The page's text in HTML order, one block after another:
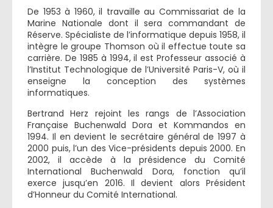
De 1953 à 1960, il travaille au Commissariat de la
Marine Nationale dont il sera commandant de
Réserve. Spécialiste de l’informatique depuis 1958, il
intègre le groupe Thomson où il effectue toute sa
carrière. De 1985 à 1994, il est Professeur associé à
l’Institut Technologique de l’Université Paris-V, où il
enseigne la conception des systèmes
informatiques.
Bertrand Herz rejoint les rangs de l’Association
Française Buchenwald Dora et Kommandos en
1994. Il en devient le secrétaire général de 1997 à
2000 puis, l’un des Vice-présidents depuis 2000. En
2002, il accède à la présidence du Comité
International Buchenwald Dora, fonction qu’il
exerce jusqu’en 2016. Il devient alors Président
d’Honneur du Comité International.